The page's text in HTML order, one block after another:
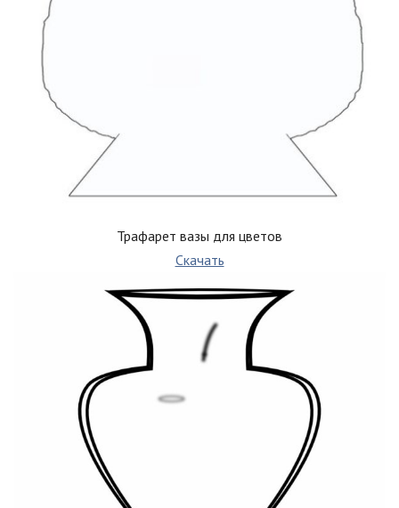
Трафарет вазы для цветов
Скачать